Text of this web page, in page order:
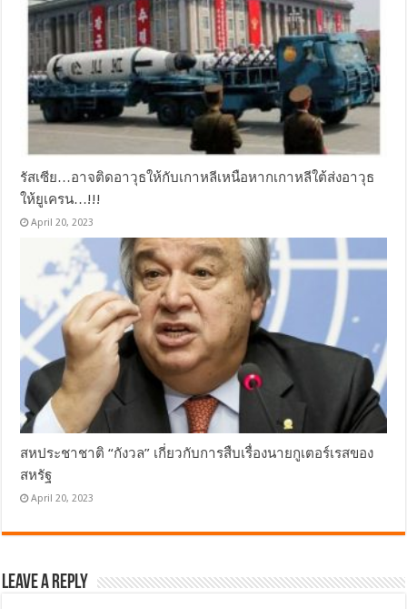
รัสเซีย…อาจติดอาวุธให้กับเกาหลีเหนือหากเกาหลีใต้ส่งอาวุธ
ให้ยูเครน…!!!
April 20, 2023
สหประชาชาติ “กังวล” เกี่ยวกับการสืบเรื่องนายกูเตอร์เรสของ
สหรัฐ
April 20, 2023
Leave a Reply